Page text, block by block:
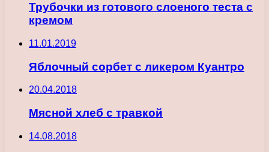
Трубочки из готового слоеного теста с
кремом
11.01.2019
Яблочный сорбет с ликером Куантро
20.04.2018
Мясной хлеб с травкой
14.08.2018